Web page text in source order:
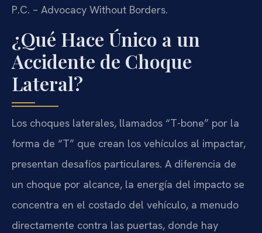
P.C. – Advocacy Without Borders.
¿Qué Hace Único a un
Accidente de Choque
Lateral?
Los choques laterales, llamados “T-bone” por la
forma de “T” que crean los vehículos al impactar,
presentan desafíos particulares. A diferencia de
un choque por alcance, la energía del impacto se
concentra en el costado del vehículo, a menudo
directamente contra las puertas, donde hay